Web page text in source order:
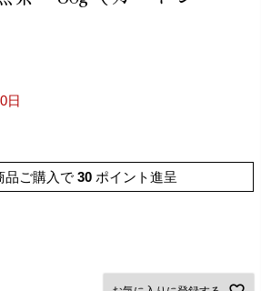
日
品ご購入で 30 ポイント進呈